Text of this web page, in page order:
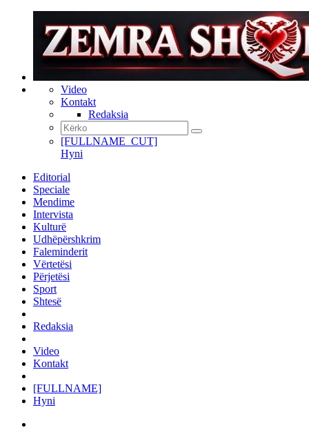
Video
Kontakt
Redaksia
[FULLNAME_CUT]
Hyni
Editorial
Speciale
Mendime
Intervista
Kulturë
Udhëpërshkrim
Faleminderit
Vërtetësi
Përjetësi
Sport
Shtesë
Redaksia
Video
Kontakt
[FULLNAME]
Hyni